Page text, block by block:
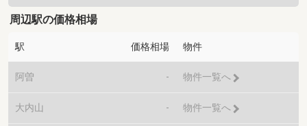
周辺駅の価格相場
駅 価格相場 物件
阿曽 - 物件一覧へ
大内山 - 物件一覧へ